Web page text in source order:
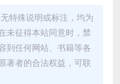
特殊说明或标注，均为
未征得本站同意时，禁
到任何网站、书籍等各
著者的合法权益，可联